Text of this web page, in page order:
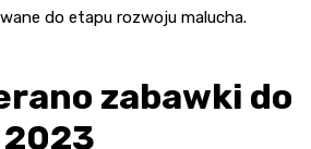
do etapu rozwoju malucha.
zabawki do